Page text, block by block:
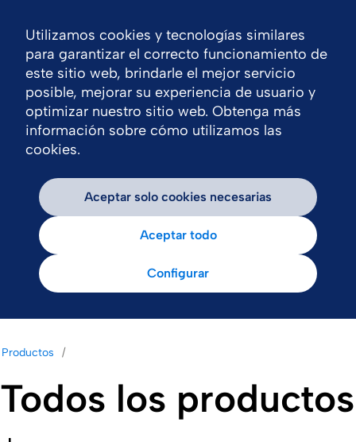
Productos
Todos los productos
Utilizamos cookies y tecnologías similares
para garantizar el correcto funcionamiento de
este sitio web, brindarle el mejor servicio
posible, mejorar su experiencia de usuario y
optimizar nuestro sitio web. Obtenga más
información sobre cómo utilizamos las
cookies.
Aceptar solo cookies necesarias
Aceptar todo
Configurar